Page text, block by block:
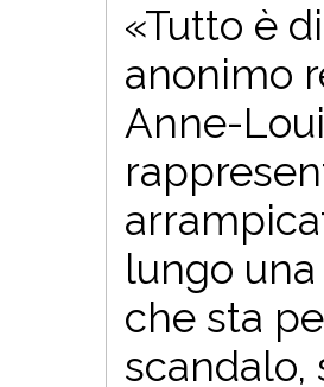
«Tutto è
anonimo
Anne-
lungo
che sta
scandalo,